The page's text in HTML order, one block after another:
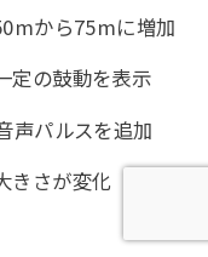
から75mに増加
定の鼓動を表示
声パルスを追加
きさが変化